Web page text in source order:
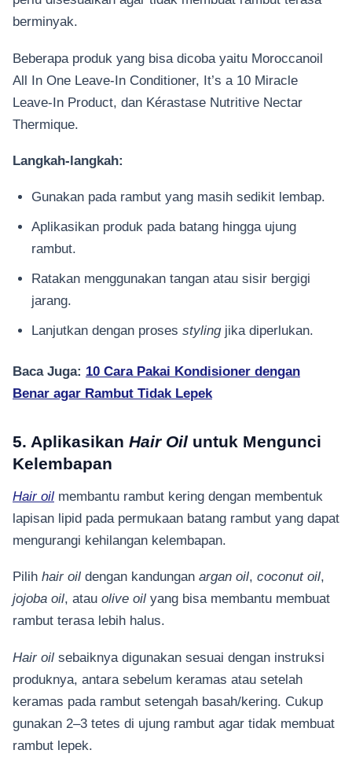
berminyak.
Beberapa produk yang bisa dicoba yaitu Moroccanoil
All In One Leave-In Conditioner, It’s a 10 Miracle
Leave-In Product, dan Kérastase Nutritive Nectar
Thermique.
Langkah-langkah:
Gunakan pada rambut yang masih sedikit lembap.
Aplikasikan produk pada batang hingga ujung
rambut.
Ratakan menggunakan tangan atau sisir bergigi
jarang.
Lanjutkan dengan proses styling jika diperlukan.
Baca Juga: 10 Cara Pakai Kondisioner dengan
Benar agar Rambut Tidak Lepek
5. Aplikasikan Hair Oil untuk Mengunci
Kelembapan
Hair oil membantu rambut kering dengan membentuk
lapisan lipid pada permukaan batang rambut yang dapat
mengurangi kehilangan kelembapan.
Pilih hair oil dengan kandungan argan oil, coconut oil,
jojoba oil, atau olive oil yang bisa membantu membuat
rambut terasa lebih halus.
Hair oil sebaiknya digunakan sesuai dengan instruksi
produknya, antara sebelum keramas atau setelah
keramas pada rambut setengah basah/kering. Cukup
gunakan 2–3 tetes di ujung rambut agar tidak membuat
rambut lepek.